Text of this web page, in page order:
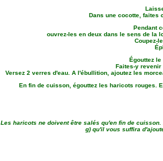
Dans une cocotte, faites
Pendant
ouvrez-les en deux dans le sens de la
Coupez-
Égouttez
Faites-y revenir
Versez 2 verres d'eau. A l'ébullition, ajoutez les
En fin de cuisson, égouttez les haricots rouges.
Les haricots ne doivent être salés qu'en fin de
g) qu'il vous suffira